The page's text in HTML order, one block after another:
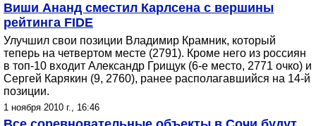
Виши Ананд сместил Карлсена с вершины
рейтинга FIDE
Улучшил свои позиции Владимир Крамник, который
теперь на четвертом месте (2791). Кроме него из россиян
в топ-10 входит Александр Грищук (6-е место, 2771 очко) и
Сергей Карякин (9, 2760), ранее располагавшийся на 14-й
позиции.
1 ноября 2010 г., 16:46